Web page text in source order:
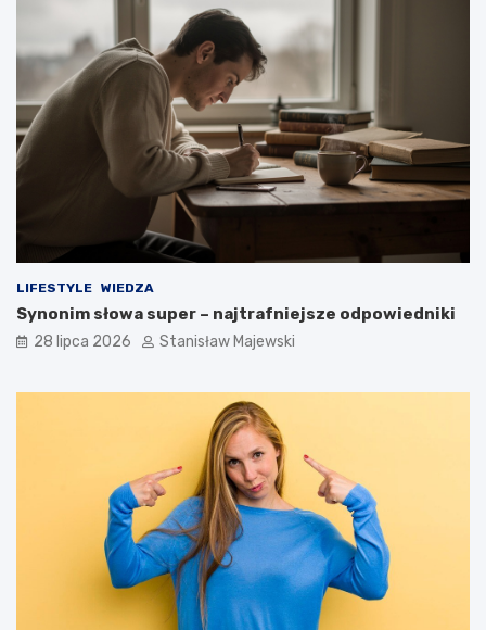
LIFESTYLE WIEDZA
Synonim słowa super – najtrafniejsze odpowiedniki
28 lipca 2026 Stanisław Majewski